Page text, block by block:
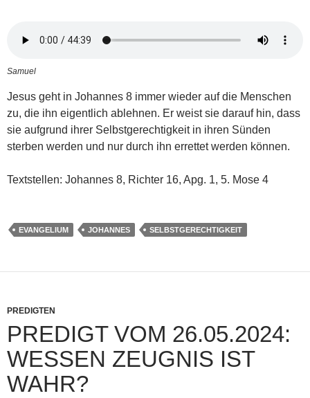
Samuel
Jesus geht in Johannes 8 immer wieder auf die Menschen
zu, die ihn eigentlich ablehnen. Er weist sie darauf hin, dass
sie aufgrund ihrer Selbstgerechtigkeit in ihren Sünden
sterben werden und nur durch ihn errettet werden können.
Textstellen: Johannes 8, Richter 16, Apg. 1, 5. Mose 4
EVANGELIUM JOHANNES SELBSTGERECHTIGKEIT
PREDIGTEN
PREDIGT VOM 26.05.2024:
WESSEN ZEUGNIS IST
WAHR?